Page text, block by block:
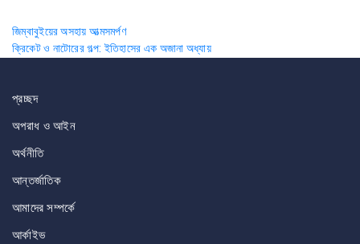
Post
navigation
জিম্বাবুইয়ের অসহায় আত্মসমর্পণ
ক্রিকেট ও নাটোরের গল্প: ইতিহাসের এক অজানা অধ্যায়
প্রচ্ছদ
অপরাধ ও আইন
অর্থনীতি
আন্তর্জাতিক
আমাদের সম্পর্কে
আর্কাইভ